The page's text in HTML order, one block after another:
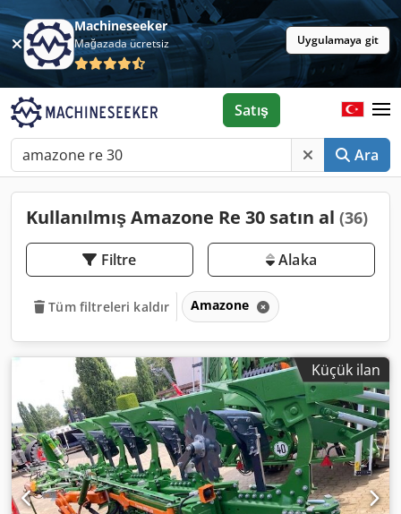
Machineseeker
Mağazada ücretsiz Uygulamaya git
Ara
Satış
Kullanılmış Amazone Re 30 satın al (36)
Filtre Alaka
Tüm filtreleri kaldır Amazone
Küçük ilan